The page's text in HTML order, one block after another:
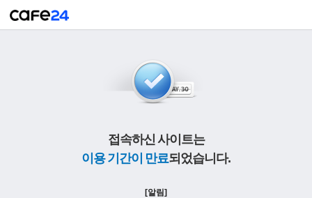
접속하신 사이트는
이용 기간이 만료되었습니다.
[알림]